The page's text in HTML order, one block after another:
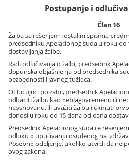
Postupanje i
Član 16
Žalba sa rešenjem i ostalim spisima
predsedniku Apelacionog suda u roku
dostavljanja žalbe.
Radi odlučivanja o žalbi, predsednik
dopunska objašnjenja od predsednika
bezbednosti i javnog tužioca.
Odlučujući po žalbi, predsednik
odbaciti žalbu kao neblagovremenu ili
neosnovanu, ili uvažiti žalbu i ukinuti
donosi u roku od 15 dana od dana
Predsednik Apelacionog suda će
odluku o upućivanju osuđenog na
Posebno odeljenje, ukoliko utvrdi da ne
ovog zakona.